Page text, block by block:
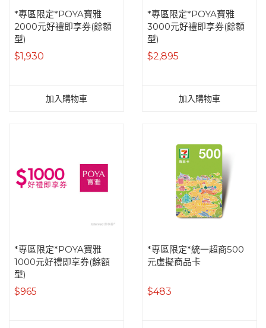
*專區限定*POYA寶雅
2000元好禮即享券(餘額
型)
$1,930
加入購物車
*專區限定*POYA寶雅
3000元好禮即享券(餘額
型)
$2,895
加入購物車
*專區限定*POYA寶雅
1000元好禮即享券(餘額
型)
$965
*專區限定*統一超商500
元虛擬商品卡
$483